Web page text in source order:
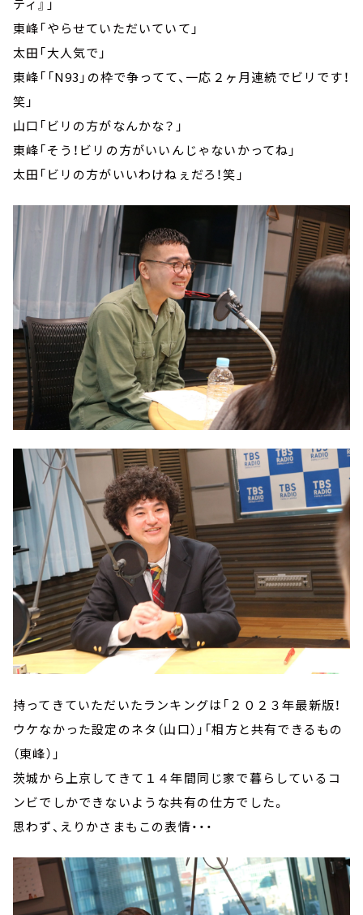
ティ』」
東峰「やらせていただいていて」
太田「大人気で」
東峰「「N93」の枠で争ってて、一応２ヶ月連続でビリです！
笑」
山口「ビリの方がなんかな？」
東峰「そう！ビリの方がいいんじゃないかってね」
太田「ビリの方がいいわけねぇだろ！笑」
持ってきていただいたランキングは「２０２３年最新版！
ウケなかった設定のネタ（山口）」「相方と共有できるもの
（東峰）」
茨城から上京してきて１４年間同じ家で暮らしているコ
ンビでしかできないような共有の仕方でした。
思わず、えりかさまもこの表情・・・